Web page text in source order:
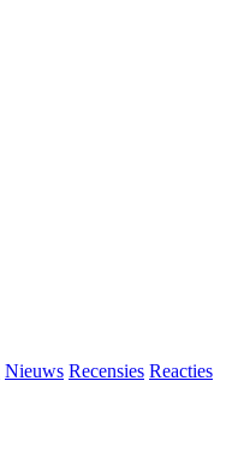
Nieuws Recensies Reacties